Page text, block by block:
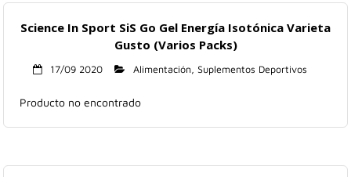
Science In Sport SiS Go Gel Energía Isotónica Varieta
Gusto (Varios Packs)
17/09 2020 Alimentación, Suplementos Deportivos
Producto no encontrado